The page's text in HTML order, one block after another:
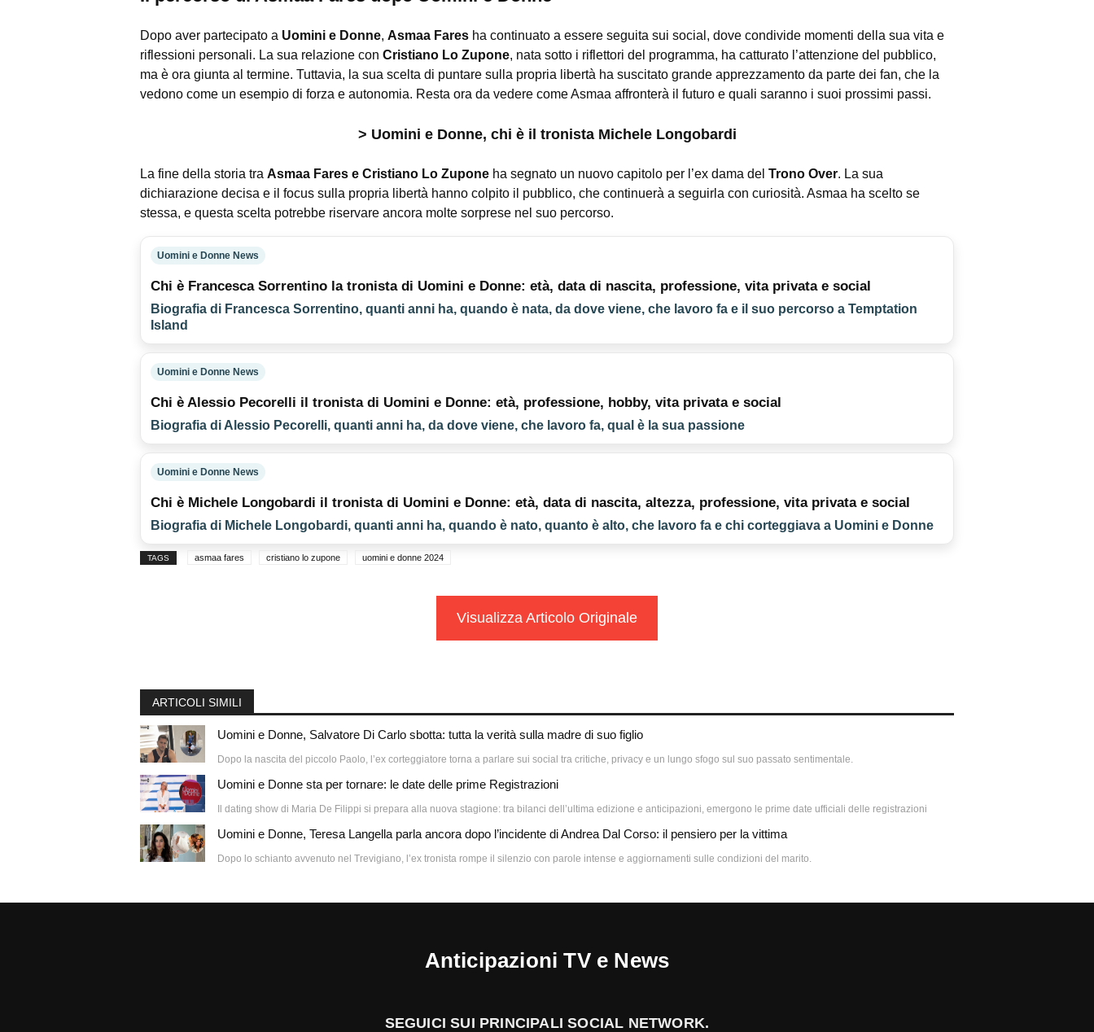
Dopo aver partecipato a Uomini e Donne, Asmaa Fares ha continuato a essere seguita sui social, dove condivide momenti della sua vita e
riflessioni personali. La sua relazione con Cristiano Lo Zupone, nata sotto i riflettori del programma, ha catturato l’attenzione del pubblico,
ma è ora giunta al termine. Tuttavia, la sua scelta di puntare sulla propria libertà ha suscitato grande apprezzamento da parte dei fan, che la
vedono come un esempio di forza e autonomia. Resta ora da vedere come Asmaa affronterà il futuro e quali saranno i suoi prossimi passi.
> Uomini e Donne, chi è il tronista Michele Longobardi
La fine della storia tra Asmaa Fares e Cristiano Lo Zupone ha segnato un nuovo capitolo per l’ex dama del Trono Over. La sua
dichiarazione decisa e il focus sulla propria libertà hanno colpito il pubblico, che continuerà a seguirla con curiosità. Asmaa ha scelto se
stessa, e questa scelta potrebbe riservare ancora molte sorprese nel suo percorso.
Uomini e Donne News
Chi è Francesca Sorrentino la tronista di Uomini e Donne: età, data di nascita, professione, vita privata e social
Biografia di Francesca Sorrentino, quanti anni ha, quando è nata, da dove viene, che lavoro fa e il suo percorso a Temptation
Island
Uomini e Donne News
Chi è Alessio Pecorelli il tronista di Uomini e Donne: età, professione, hobby, vita privata e social
Biografia di Alessio Pecorelli, quanti anni ha, da dove viene, che lavoro fa, qual è la sua passione
Uomini e Donne News
Chi è Michele Longobardi il tronista di Uomini e Donne: età, data di nascita, altezza, professione, vita privata e social
Biografia di Michele Longobardi, quanti anni ha, quando è nato, quanto è alto, che lavoro fa e chi corteggiava a Uomini e Donne
TAGS asmaa fares cristiano lo zupone uomini e donne 2024
Visualizza Articolo Originale
ARTICOLI SIMILI
Uomini e Donne, Salvatore Di Carlo sbotta: tutta la verità sulla madre di suo figlio
Dopo la nascita del piccolo Paolo, l’ex corteggiatore torna a parlare sui social tra critiche, privacy e un lungo sfogo sul suo passato sentimentale.
Uomini e Donne sta per tornare: le date delle prime Registrazioni
Il dating show di Maria De Filippi si prepara alla nuova stagione: tra bilanci dell’ultima edizione e anticipazioni, emergono le prime date ufficiali delle registrazioni
Uomini e Donne, Teresa Langella parla ancora dopo l’incidente di Andrea Dal Corso: il pensiero per la vittima
Dopo lo schianto avvenuto nel Trevigiano, l’ex tronista rompe il silenzio con parole intense e aggiornamenti sulle condizioni del marito.
Anticipazioni TV e News
SEGUICI SUI PRINCIPALI SOCIAL NETWORK.